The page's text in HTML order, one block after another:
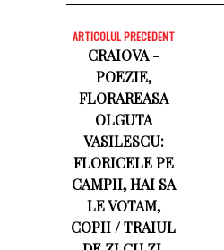
ARTICOLUL PRECEDENT
CRAIOVA -
POEZIE,
FLORAREASA
OLGUTA
VASILESCU:
FLORICELE PE
CAMPII, HAI SA
LE VOTAM,
COPII / TRAIUL